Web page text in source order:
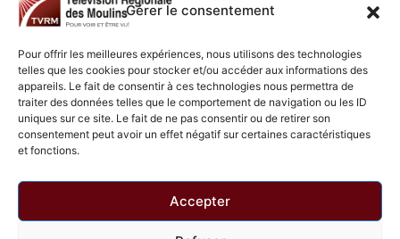
Gérer le consentement
Pour offrir les meilleures expériences, nous utilisons des technologies
telles que les cookies pour stocker et/ou accéder aux informations des
appareils. Le fait de consentir à ces technologies nous permettra de
traiter des données telles que le comportement de navigation ou les ID
uniques sur ce site. Le fait de ne pas consentir ou de retirer son
consentement peut avoir un effet négatif sur certaines caractéristiques
et fonctions.
Accepter